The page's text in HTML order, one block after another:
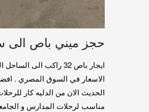
حجز ميني باص الى سهل
الحديث الان من الدليه كار
مناسب لرحلات المدارس و